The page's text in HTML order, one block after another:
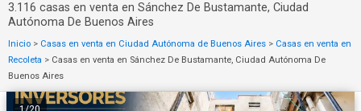
3.116 casas en venta en Sánchez De Bustamante, Ciudad
Autónoma De Buenos Aires
Inicio > Casas en venta en Ciudad Autónoma de Buenos Aires > Casas en venta en
Recoleta > Casas en venta en Sánchez De Bustamante, Ciudad Autónoma De
Buenos Aires